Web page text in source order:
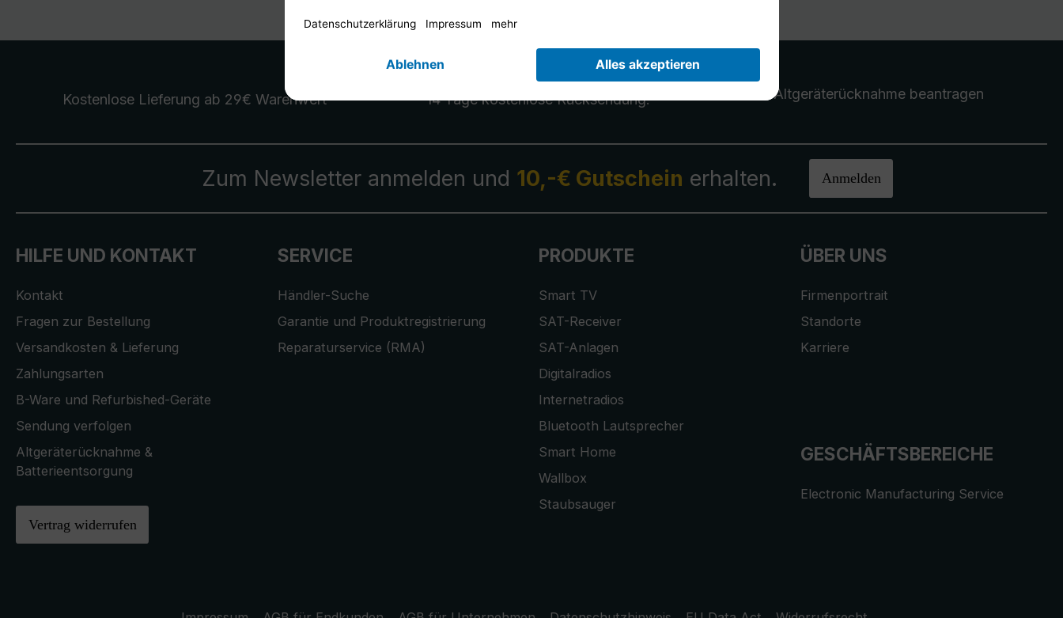
Kostenlose Lieferung ab 29€ Warenwert 14 Tage kostenloseRücksendung. Altgeräterücknahme beantragen
Zum Newsletter anmelden und 10,-€ Gutschein erhalten. Anmelden
HILFE UND KONTAKT
Kontakt
Fragen zur Bestellung
Versandkosten & Lieferung
Zahlungsarten
B-Ware und Refurbished-Geräte
Sendung verfolgen
Altgeräterücknahme &
Batterieentsorgung
Vertrag widerrufen
SERVICE
Händler-Suche
Garantie und Produktregistrierung
Reparaturservice (RMA)
PRODUKTE
Smart TV
SAT-Receiver
SAT-Anlagen
Digitalradios
Internetradios
Bluetooth Lautsprecher
Smart Home
Wallbox
Staubsauger
ÜBER UNS
Firmenportrait
Standorte
Karriere
GESCHÄFTSBEREICHE
Electronic Manufacturing Service